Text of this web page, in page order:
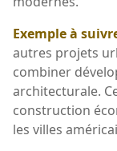
Exemple à
autres projets
combiner
architecturale.
construction
les villes